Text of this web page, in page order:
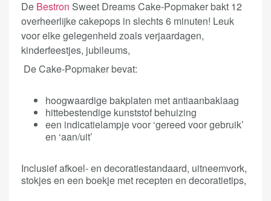
De Bestron Sweet Dreams Cake-Popmaker bakt 12
overheerlijke cakepops in slechts 6 minuten! Leuk
voor elke gelegenheid zoals verjaardagen,
kinderfeestjes, jubileums,
De Cake-Popmaker bevat:
hoogwaardige bakplaten met antiaanbaklaag
hittebestendige kunststof behuizing
een indicatielampje voor ‘gereed voor gebruik’
en ‘aan/uit’
Inclusief afkoel- en decoratiestandaard, uitneemvork,
stokjes en een boekje met recepten en decoratietips,